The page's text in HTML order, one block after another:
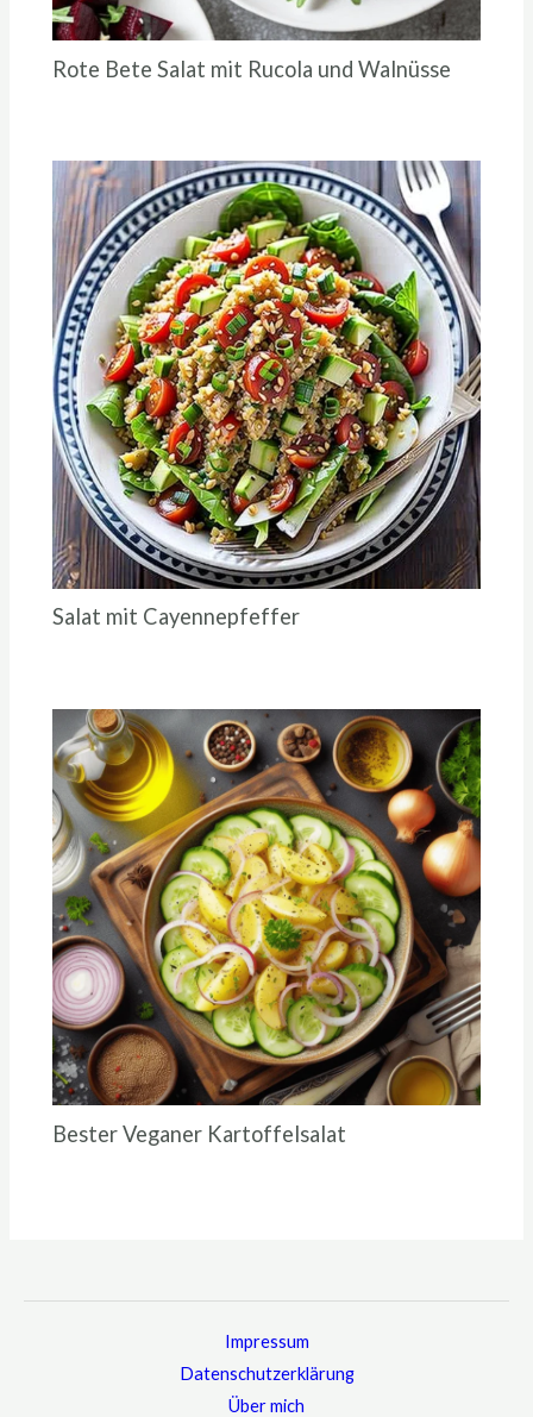
Rote Bete Salat mit Rucola und Walnüsse
Salat mit Cayennepfeffer
Bester Veganer Kartoffelsalat
Impressum
Datenschutzerklärung
Über mich